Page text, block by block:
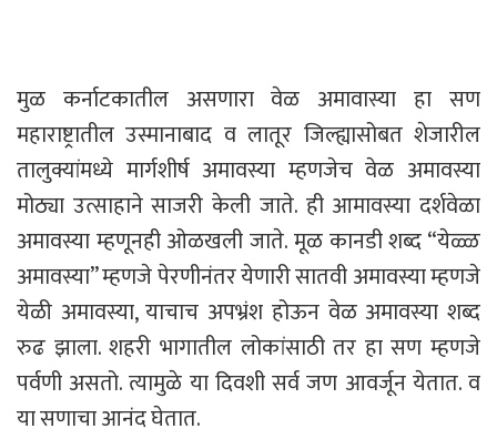
मुळ कर्नाटकातील असणारा वेळ अमावास्या हा सण
महाराष्ट्रातील उस्मानाबाद व लातूर जिल्ह्यासोबत शेजारील
तालुक्यांमध्ये मार्गशीर्ष अमावस्या म्हणजेच वेळ अमावस्या
मोठ्या उत्साहाने साजरी केली जाते. ही आमावस्या दर्शवेळा
अमावस्या म्हणूनही ओळखली जाते. मूळ कानडी शब्द “येळ्ळ
अमावस्या” म्हणजे पेरणीनंतर येणारी सातवी अमावस्या म्हणजे
येळी अमावस्या, याचाच अपभ्रंश होऊन वेळ अमावस्या शब्द
रुढ झाला. शहरी भागातील लोकांसाठी तर हा सण म्हणजे
पर्वणी असतो. त्यामुळे या दिवशी सर्व जण आवर्जून येतात. व
या सणाचा आनंद घेतात.